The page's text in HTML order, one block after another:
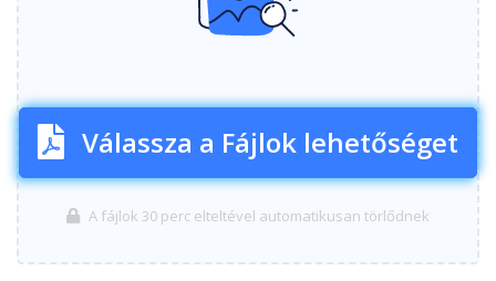
Válassza a Fájlok lehetőséget
A fájlok 30 perc elteltével automatikusan törlődnek